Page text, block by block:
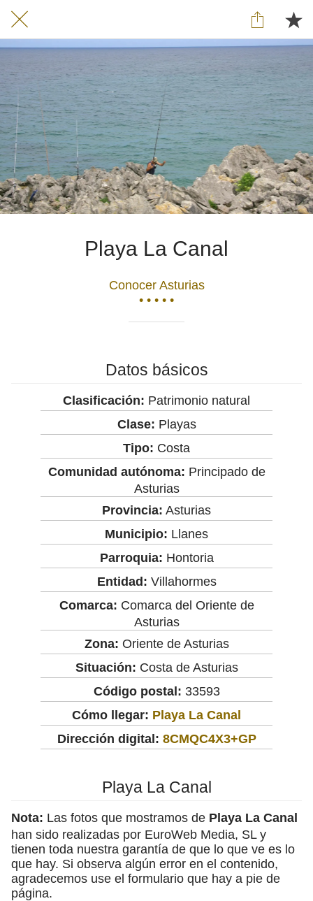
Playa La Canal
Conocer Asturias
• • • • •
Datos básicos
Clasificación: Patrimonio natural
Clase: Playas
Tipo: Costa
Comunidad autónoma: Principado de
Asturias
Provincia: Asturias
Municipio: Llanes
Parroquia: Hontoria
Entidad: Villahormes
Comarca: Comarca del Oriente de
Asturias
Zona: Oriente de Asturias
Situación: Costa de Asturias
Código postal: 33593
Cómo llegar: Playa La Canal
Dirección digital: 8CMQC4X3+GP
Playa La Canal
Nota: Las fotos que mostramos de Playa La Canal
han sido realizadas por EuroWeb Media, SL y
tienen toda nuestra garantía de que lo que ve es lo
que hay. Si observa algún error en el contenido,
agradecemos use el formulario que hay a pie de
página.